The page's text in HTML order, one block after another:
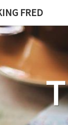
FRED